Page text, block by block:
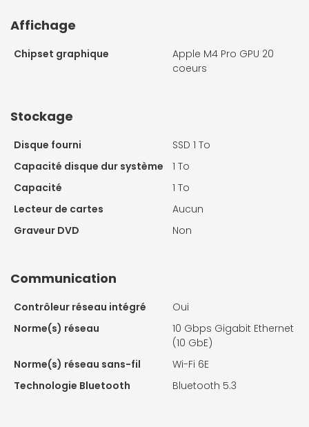
Affichage
Chipset graphique
Apple M4 Pro GPU 20
coeurs
Stockage
Disque fourni
SSD 1 To
Capacité disque dur système
1 To
Capacité
1 To
Lecteur de cartes
Aucun
Graveur DVD
Non
Communication
Contrôleur réseau intégré
Oui
Norme(s) réseau
10 Gbps Gigabit Ethernet
(10 GbE)
Norme(s) réseau sans-fil
Wi-Fi 6E
Technologie Bluetooth
Bluetooth 5.3